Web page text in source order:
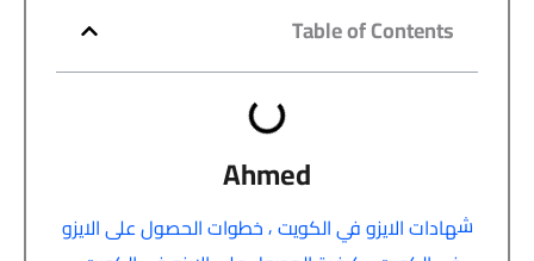
Table of Contents
Ahmed
شهادات الايزو في الكويت,خطوات الحصول على الايزو